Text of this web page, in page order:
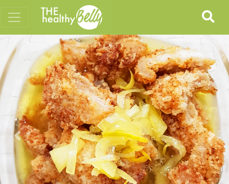
Previous Next